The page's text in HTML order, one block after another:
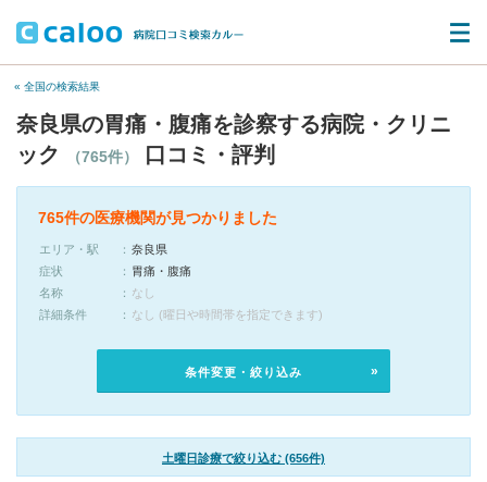
« 全国の検索結果
奈良県の胃痛・腹痛を診察する病院・クリニ
ック
（765件） 口コミ・評判
765件の医療機関が見つかりました
エリア・駅
奈良県
症状
胃痛・腹痛
名称
なし
詳細条件
なし (曜日や時間帯を指定できます)
条件変更・絞り込み
土曜日診療で絞り込む (656件)